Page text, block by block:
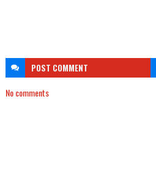
POST COMMENT
No comments